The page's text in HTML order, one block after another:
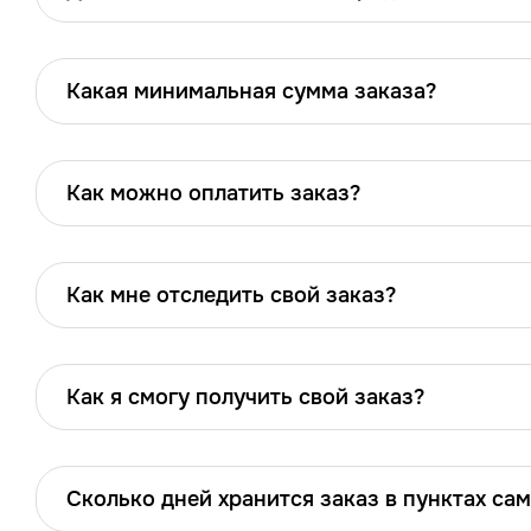
Какая минимальная сумма заказа?
Как можно оплатить заказ?
Как мне отследить свой заказ?
Как я смогу получить свой заказ?
Сколько дней хранится заказ в пунктах